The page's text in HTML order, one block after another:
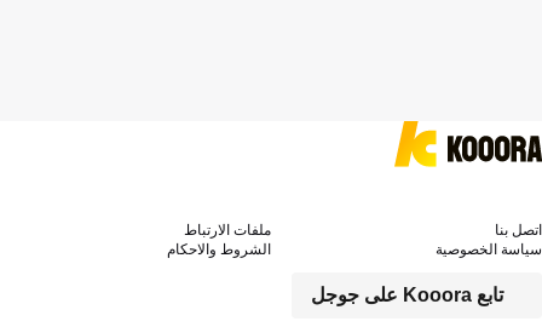
تابع Kooora على جوجل
اتصل بنا
ملفات الارتباط
سياسة الخصوصية
الشروط والاحكام